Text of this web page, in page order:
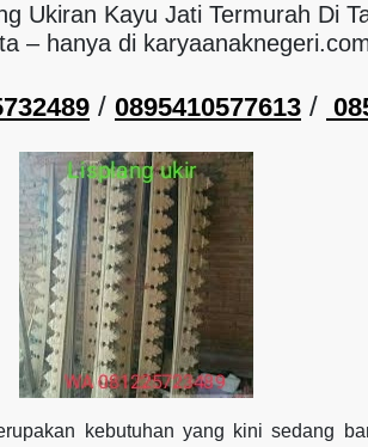
Ukiran Kayu Jati Termurah Di
– hanya di
/ 0895410577613 /
kebutuhan yang kini sedang